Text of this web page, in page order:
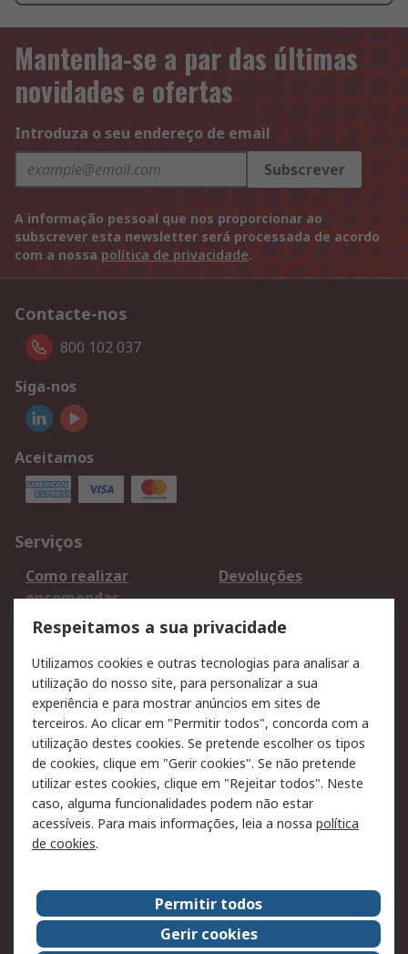
Mantenha-se a par das últimas
novidades e ofertas
Introduza o seu endereço de email
Subscrever
A informação pessoal que nos proporcionar ao
subscrever esta newsletter será processada de acordo
com a nossa política de privacidade.
Contacte-nos
800 102 037
Siga-nos
Aceitamos
Serviços
Como realizar
encomendas
Devoluções
Formas de entrega
Qualidade e ambiente
Pagamento e
faturação
Legal
Aviso legal
Política de cookies
Política de privacidade
- Atualizada
Segurança de emails
Condições de venda
Sobre a RS
A RS no mundo
RS Group
Respeitamos a sua privacidade
Utilizamos cookies e outras tecnologias para analisar a
utilização do nosso site, para personalizar a sua
experiência e para mostrar anúncios em sites de
terceiros. Ao clicar em "Permitir todos", concorda com a
utilização destes cookies. Se pretende escolher os tipos
de cookies, clique em "Gerir cookies". Se não pretende
utilizar estes cookies, clique em "Rejeitar todos". Neste
caso, alguma funcionalidades podem não estar
acessíveis. Para mais informações, leia a nossa política
de cookies.
Permitir todos
Gerir cookies